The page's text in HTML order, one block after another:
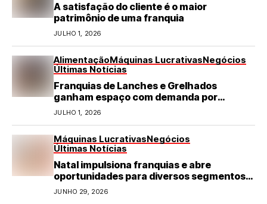
A satisfação do cliente é o maior
patrimônio de uma franquia
JULHO 1, 2026
AlimentaçãoMáquinas LucrativasNegócios
Últimas Notícias
Franquias de Lanches e Grelhados
ganham espaço com demanda por
refeições rápidas e de qualidade
JULHO 1, 2026
Máquinas LucrativasNegócios
Últimas Notícias
Natal impulsiona franquias e abre
oportunidades para diversos segmentos
do varejo
JUNHO 29, 2026